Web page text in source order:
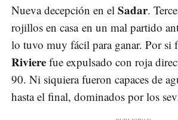
Nueva decepción en el Sadar.
rojillos en casa en un mal partido
lo tuvo muy fácil para ganar. Por si
Riviere fue expulsado con roja
90. Ni siquiera fueron capaces de
hasta el final, dominados por los